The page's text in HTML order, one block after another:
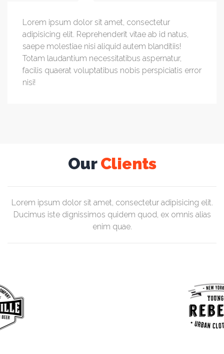
Lorem ipsum dolor sit amet, consectetur
adipisicing elit. Reprehenderit vitae ab id natus,
saepe molestiae nisi aliquid autem blanditiis!
Totam laudantium necessitatibus aspernatur,
facilis quaerat voluptatibus nobis perspiciatis error
nisi!
OurClients
Lorem ipsum dolor sit amet, consectetur adipisicing elit.
Ducimus iste dignissimos quidem quod, ex omnis alias
enim quae.